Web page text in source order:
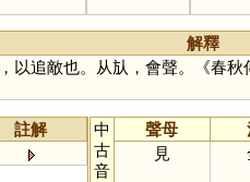
解釋
以追敵也。从㫃，會聲。《春秋
註解
中
古
音
聲母
見